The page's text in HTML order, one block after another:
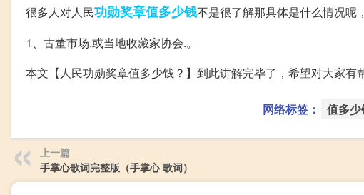
很多人对人民功勋奖章值多少钱不是很了解那具体是什么情况呢
1、古董市场.或当地收藏家协会.。
本文【人民功勋奖章值多少钱？】到此讲解完毕了，希望对大家有
网络标签： 值多少
上一篇
手掌心歌词完整版（手掌心 歌词）